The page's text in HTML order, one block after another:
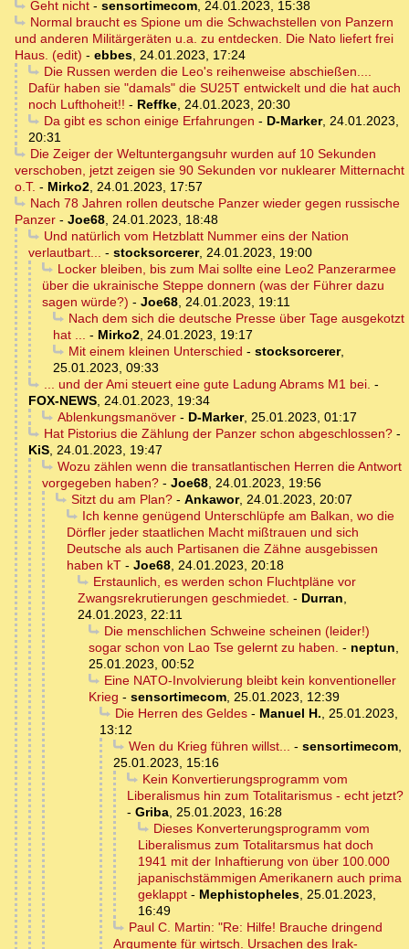
Geht nicht- sensortimecom, 24.01.2023, 15:38
Normal braucht es Spione um die Schwachstellen von Panzern
und anderen Militärgeräten u.a. zu entdecken. Die Nato liefert frei
Haus. (edit) - ebbes, 24.01.2023, 17:24
Die Russen werden die Leo's reihenweise abschießen....
Dafür haben sie "damals" die SU25T entwickelt und die hat auch
noch Lufthoheit!! - Reffke, 24.01.2023, 20:30
Da gibt es schon einige Erfahrungen - D-Marker, 24.01.2023,
20:31
Die Zeiger der Weltuntergangsuhr wurden auf 10 Sekunden
verschoben, jetzt zeigen sie 90 Sekunden vor nuklearer Mitternacht
o.T. - Mirko2, 24.01.2023, 17:57
Nach 78 Jahren rollen deutsche Panzer wieder gegen russische
Panzer - Joe68, 24.01.2023, 18:48
Und natürlich vom Hetzblatt Nummer eins der Nation
verlautbart... - stocksorcerer, 24.01.2023, 19:00
Locker bleiben, bis zum Mai sollte eine Leo2 Panzerarmee
über die ukrainische Steppe donnern (was der Führer dazu
sagen würde?) - Joe68, 24.01.2023, 19:11
Nach dem sich die deutsche Presse über Tage ausgekotzt
hat ... - Mirko2, 24.01.2023, 19:17
Mit einem kleinen Unterschied - stocksorcerer,
25.01.2023, 09:33
... und der Ami steuert eine gute Ladung Abrams M1 bei. -
FOX-NEWS, 24.01.2023, 19:34
Ablenkungsmanöver- D-Marker, 25.01.2023, 01:17
Hat Pistorius die Zählung der Panzer schon abgeschlossen?-
KiS, 24.01.2023, 19:47
Wozu zählen wenn die transatlantischen Herren die Antwort
vorgegeben haben? - Joe68, 24.01.2023, 19:56
Sitzt du am Plan?- Ankawor, 24.01.2023, 20:07
Ich kenne genügend Unterschlüpfe am Balkan, wo die
Dörfler jeder staatlichen Macht mißtrauen und sich
Deutsche als auch Partisanen die Zähne ausgebissen
haben kT - Joe68, 24.01.2023, 20:18
Erstaunlich, es werden schon Fluchtpläne vor
Zwangsrekrutierungen geschmiedet. - Durran,
24.01.2023, 22:11
Die menschlichen Schweine scheinen (leider!)
sogar schon von Lao Tse gelernt zu haben. - neptun,
25.01.2023, 00:52
Eine NATO-Involvierung bleibt kein konventioneller
Krieg - sensortimecom, 25.01.2023, 12:39
Die Herren des Geldes- Manuel H., 25.01.2023,
13:12
Wen du Krieg führen willst... - sensortimecom,
25.01.2023, 15:16
Kein Konvertierungsprogramm vom
Liberalismus hin zum Totalitarismus - echt jetzt?
- Griba, 25.01.2023, 16:28
Dieses Konverterungsprogramm vom
Liberalismus zum Totalitarsmus hat doch
1941 mit der Inhaftierung von über 100.000
japanischstämmigen Amerikanern auch prima
geklappt - Mephistopheles, 25.01.2023,
16:49
Paul C. Martin: "Re: Hilfe! Brauche dringend
Argumente für wirtsch. Ursachen des Irak-